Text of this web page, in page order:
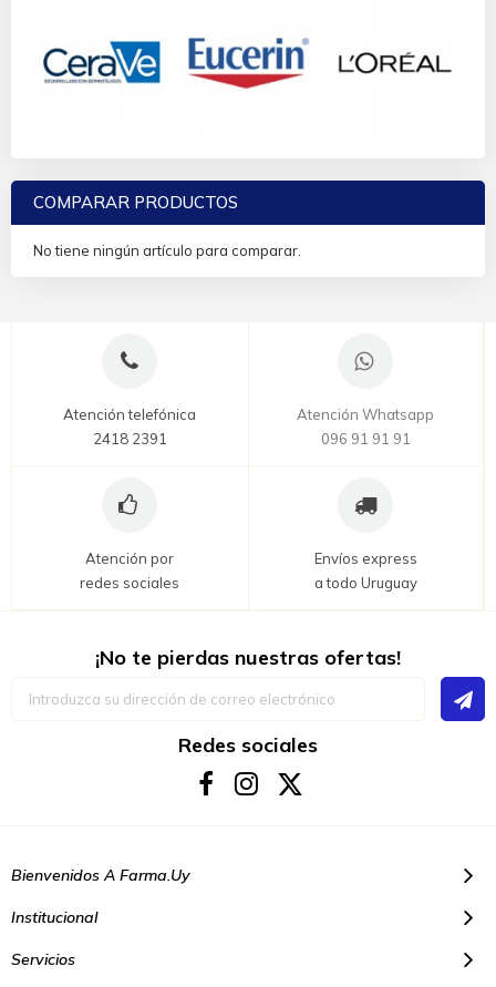
COMPARAR PRODUCTOS
No tiene ningún artículo para comparar.
Atención telefónica
2418 2391
Atención Whatsapp
096 91 91 91
Atención por
redes sociales
Envíos express
a todo Uruguay
¡No te pierdas nuestras ofertas!
Redes sociales
Bienvenidos A Farma.uy
Institucional
Servicios